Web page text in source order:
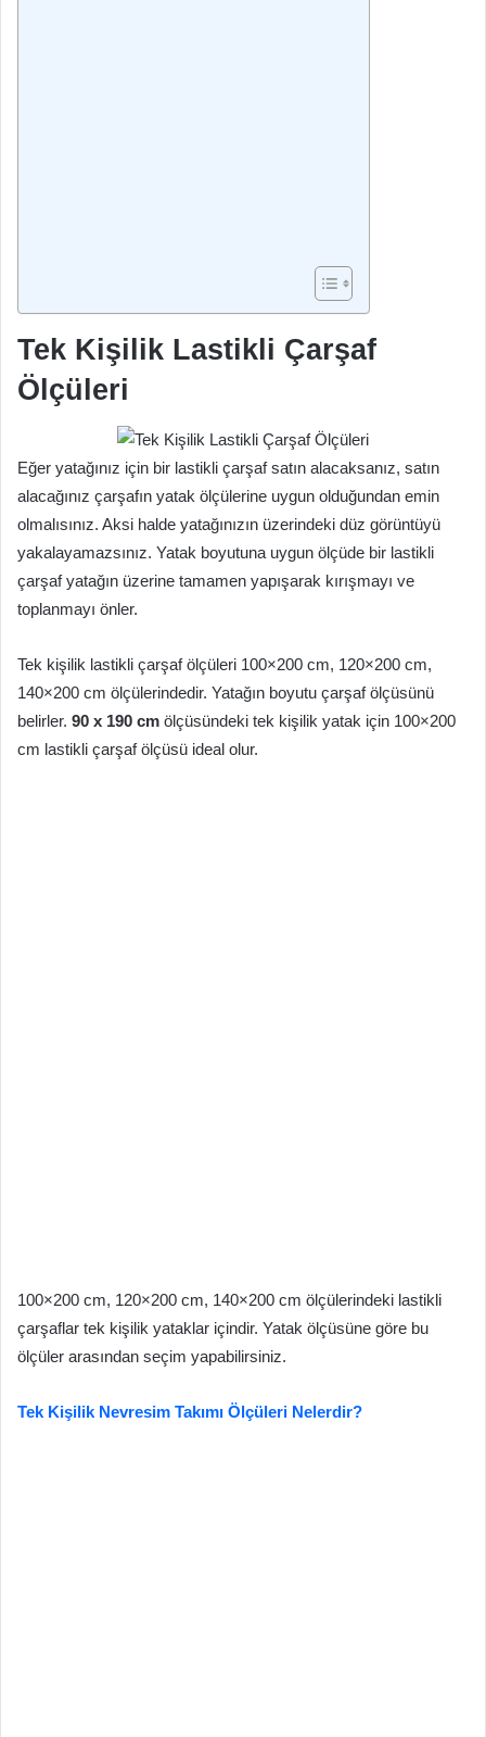
Tek Kişilik Lastikli Çarşaf
Ölçüleri
Eğer yatağınız için bir lastikli çarşaf satın alacaksanız, satın
alacağınız çarşafın yatak ölçülerine uygun olduğundan emin
olmalısınız. Aksi halde yatağınızın üzerindeki düz görüntüyü
yakalayamazsınız. Yatak boyutuna uygun ölçüde bir lastikli
çarşaf yatağın üzerine tamamen yapışarak kırışmayı ve
toplanmayı önler.
Tek kişilik lastikli çarşaf ölçüleri 100×200 cm, 120×200 cm,
140×200 cm ölçülerindedir. Yatağın boyutu çarşaf ölçüsünü
belirler. 90 x 190 cm ölçüsündeki tek kişilik yatak için 100×200
cm lastikli çarşaf ölçüsü ideal olur.
100×200 cm, 120×200 cm, 140×200 cm ölçülerindeki lastikli
çarşaflar tek kişilik yataklar içindir. Yatak ölçüsüne göre bu
ölçüler arasından seçim yapabilirsiniz.
Tek Kişilik Nevresim Takımı Ölçüleri Nelerdir?